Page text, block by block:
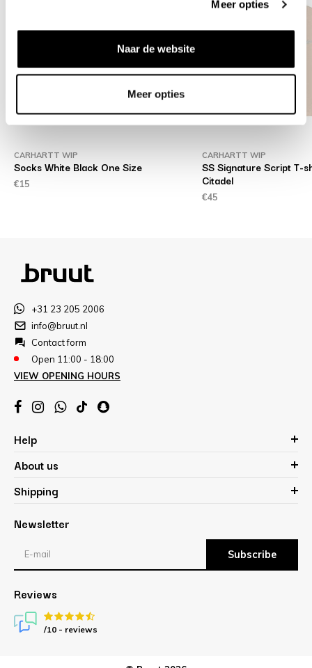
Meer opties
Naar de website
Meer opties
CARHARTT WIP
Socks White Black One Size
€15
CARHARTT WIP
SS Signature Script T-
Citadel
€45
+31 23 205 2006
info@bruut.nl
Contact form
Open 11:00 - 18:00
VIEW OPENING HOURS
Help
About us
Shipping
Newsletter
Subscribe
Reviews
/10 - reviews